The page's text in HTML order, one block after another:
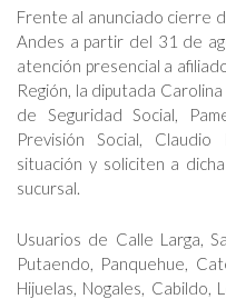
Frente al anunciado cierre
Andes a partir del 31 de
atención presencial a
Región, la diputada
de Seguridad Social,
Previsión Social,
situación y soliciten a
sucursal.
Usuarios de Calle Larga,
Putaendo, Panquehue,
Hijuelas, Nogales, Cabildo,